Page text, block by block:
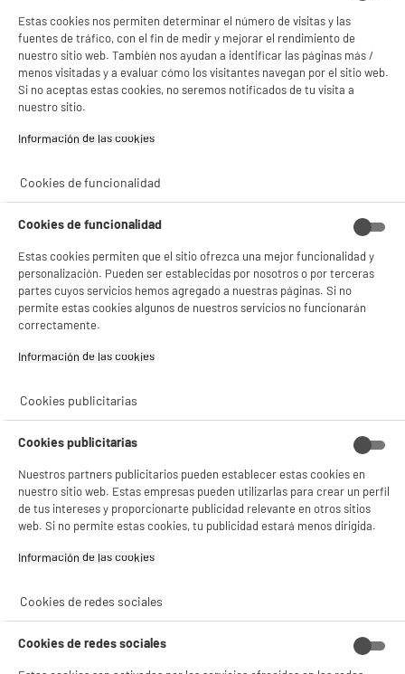
Líquido BEAMZ de
burbujas 5L
9€97
Globo de luz LED
Total Price :
Características
Peso neto 5kg
Nombre del fabricante,
nombre de la empresa o marca
registrada
CHURCHILL
Dirección de envio
correo electrónico
RLD
Estas cookies nos permiten determinar el número de visitas y las
fuentes de tráfico, con el fin de medir y mejorar el rendimiento de
nuestro sitio web. También nos ayudan a identificar las páginas más /
menos visitadas y a evaluar cómo los visitantes navegan por el sitio web.
Si no aceptas estas cookies, no seremos notificados de tu visita a
nuestro sitio.
Información de las cookies‎
Cookies de funcionalidad
Cookies de funcionalidad
Estas cookies permiten que el sitio ofrezca una mejor funcionalidad y
personalización. Pueden ser establecidas por nosotros o por terceras
partes cuyos servicios hemos agregado a nuestras páginas. Si no
permite estas cookies algunos de nuestros servicios no funcionarán
correctamente.
Información de las cookies‎
Cookies publicitarias
Cookies publicitarias
Nuestros partners publicitarios pueden establecer estas cookies en
nuestro sitio web. Estas empresas pueden utilizarlas para crear un perfil
de tus intereses y proporcionarte publicidad relevante en otros sitios
web. Si no permite estas cookies, tu publicidad estará menos dirigida.
Información de las cookies‎
Cookies de redes sociales
Cookies de redes sociales